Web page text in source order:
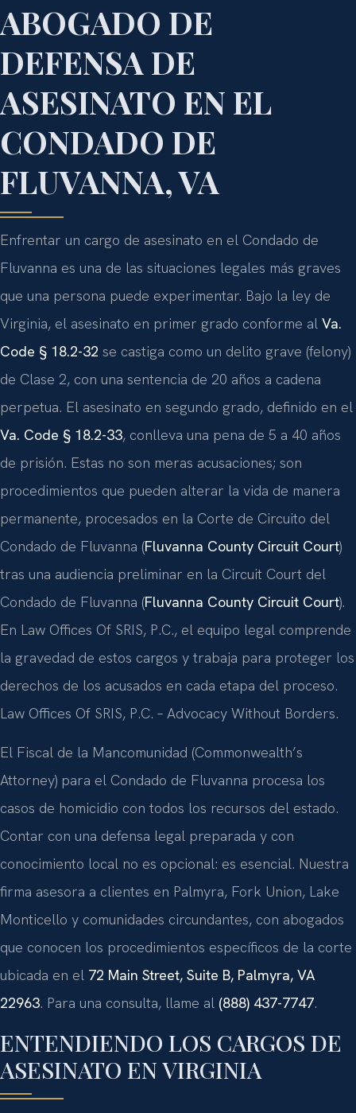
ABOGADO DE
DEFENSA DE
ASESINATO EN EL
CONDADO DE
FLUVANNA, VA
Enfrentar un cargo de asesinato en el Condado de
Fluvanna es una de las situaciones legales más graves
que una persona puede experimentar. Bajo la ley de
Virginia, el asesinato en primer grado conforme al Va.
Code § 18.2-32 se castiga como un delito grave (felony)
de Clase 2, con una sentencia de 20 años a cadena
perpetua. El asesinato en segundo grado, definido en el
Va. Code § 18.2-33, conlleva una pena de 5 a 40 años
de prisión. Estas no son meras acusaciones; son
procedimientos que pueden alterar la vida de manera
permanente, procesados en la Corte de Circuito del
Condado de Fluvanna (Fluvanna County Circuit Court)
tras una audiencia preliminar en la Circuit Court del
Condado de Fluvanna (Fluvanna County Circuit Court).
En Law Offices Of SRIS, P.C., el equipo legal comprende
la gravedad de estos cargos y trabaja para proteger los
derechos de los acusados en cada etapa del proceso.
Law Offices Of SRIS, P.C. – Advocacy Without Borders.
El Fiscal de la Mancomunidad (Commonwealth’s
Attorney) para el Condado de Fluvanna procesa los
casos de homicidio con todos los recursos del estado.
Contar con una defensa legal preparada y con
conocimiento local no es opcional: es esencial. Nuestra
firma asesora a clientes en Palmyra, Fork Union, Lake
Monticello y comunidades circundantes, con abogados
que conocen los procedimientos específicos de la corte
ubicada en el 72 Main Street, Suite B, Palmyra, VA
22963. Para una consulta, llame al (888) 437-7747.
ENTENDIENDO LOS CARGOS DE
ASESINATO EN VIRGINIA